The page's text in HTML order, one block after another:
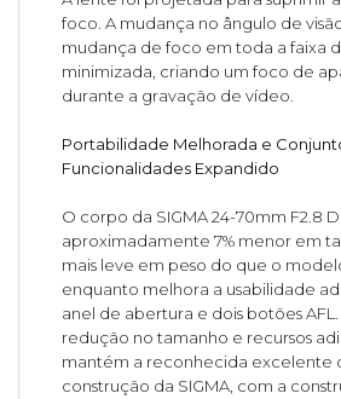
foco. A mudança no ângulo de
mudança de foco em toda a faixa
minimizada, criando um foco de
durante a gravação de vídeo.
Portabilidade Melhorada e
Funcionalidades Expandido
O corpo da SIGMA 24-70mm F2.8
aproximadamente 7% menor em
mais leve em peso do que o
enquanto melhora a usabilidade
anel de abertura e dois botões
redução no tamanho e recursos
mantém a reconhecida excelente
construção da SIGMA, com a